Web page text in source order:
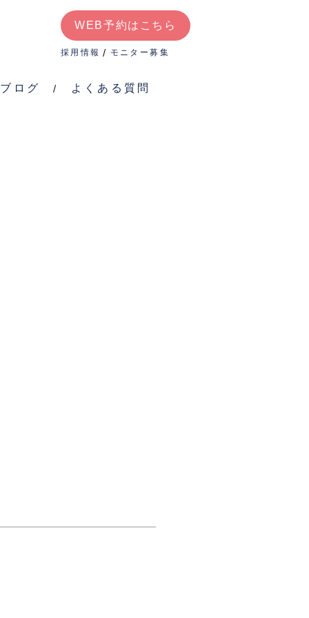
WEB予約はこちら
採用情報 モニター募集
ブログ よくある質問
WEB予約はこちら